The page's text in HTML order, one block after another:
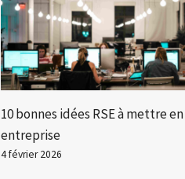
10 bonnes idées RSE à mettre
entreprise
4 février 2026